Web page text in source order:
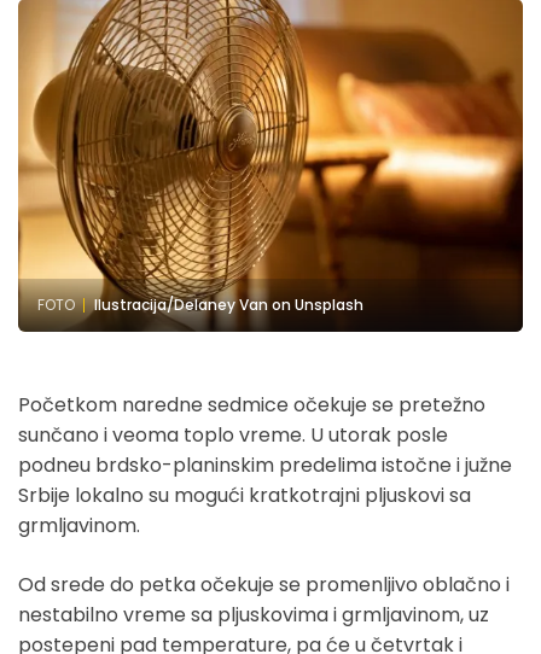
FOTO Ilustracija/Delaney Van on Unsplash
Početkom naredne sedmice očekuje se pretežno
sunčano i veoma toplo vreme. U utorak posle
podneu brdsko-planinskim predelima istočne i južne
Srbije lokalno su mogući kratkotrajni pljuskovi sa
grmljavinom.
Od srede do petka očekuje se promenljivo oblačno i
nestabilno vreme sa pljuskovima i grmljavinom, uz
postepeni pad temperature, pa će u četvrtak i